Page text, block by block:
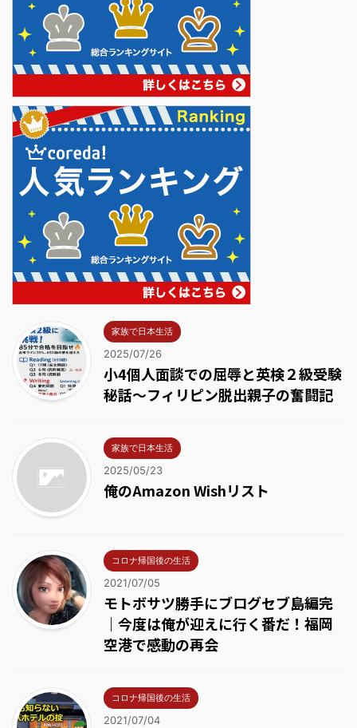
家族で日本生活
2025/07/26
小4個人面談での屈辱と英検２級受験
秘話～フィリピン脱出親子の奮闘記
家族で日本生活
2025/05/23
俺のAmazon Wishリスト
コロナ帰国後の生活
2021/07/05
モトボサツ勝手にブログセブ島編完
｜今度は俺が迎えに行く番だ！福岡
空港で感動の再会
コロナ帰国後の生活
2021/07/04